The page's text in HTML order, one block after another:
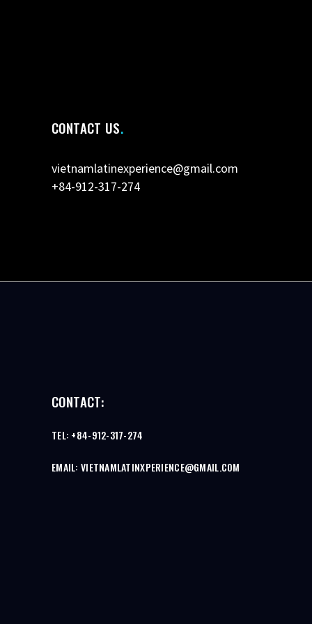
CONTACT US
vietnamlatinexperience@gmail.com
+84-912-317-274
CONTACT:
TEL: +84-912-317-274
EMAIL: VIETNAMLATINXPERIENCE@GMAIL.COM